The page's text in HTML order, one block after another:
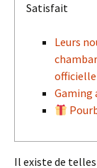
Satisfait
Leurs
officielle
Gaming
Il existe de